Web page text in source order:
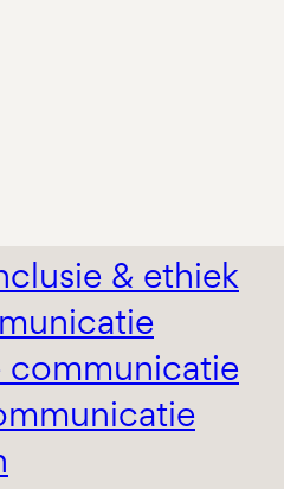
& ethiek
communicatie